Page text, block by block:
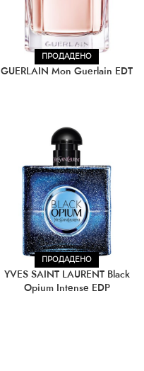
ПРОДАДЕНО
GUERLAIN Mon Guerlain EDT
ПРОДАДЕНО
YVES SAINT LAURENT Black
Opium Intense EDP